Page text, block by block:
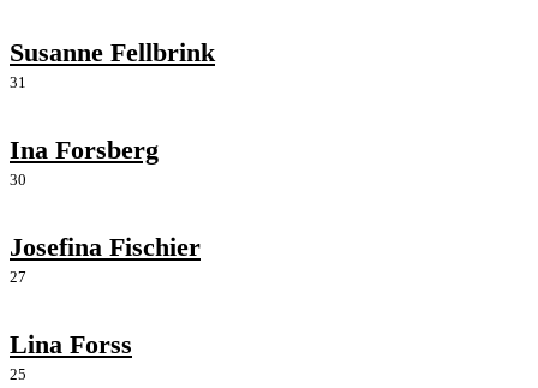
Susanne Fellbrink
31
Ina Forsberg
30
Josefina Fischier
27
Lina Forss
25